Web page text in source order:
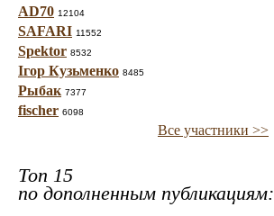
AD70 12104
SAFARI 11552
Spektor 8532
Ігор Кузьменко 8485
Рыбак 7377
fischer 6098
Все участники >>
Топ 15
по дополненным публикациям: